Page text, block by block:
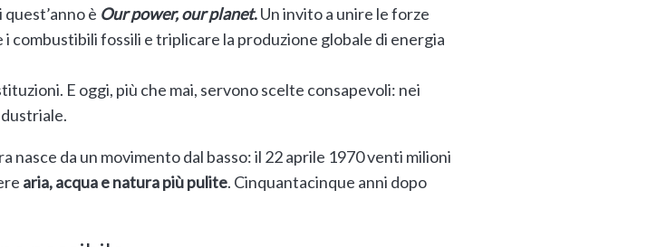
è Our power, our planet.Un invito a unire le forze
combustibili fossili e triplicare la produzione globale di energia
E oggi, più che mai, servono scelte consapevoli: nei
nasce da un movimento dal basso: il 22 aprile 1970 venti milioni
aria, acqua e natura più pulite. Cinquantacinque anni dopo